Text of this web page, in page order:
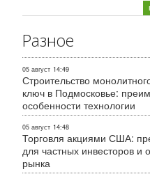
Разное
05 август 14:49
Строительство
ключ в Подмосковье:
особенности технологии
05 август 14:48
Торговля акциями США:
для частных инвесторов и
рынка